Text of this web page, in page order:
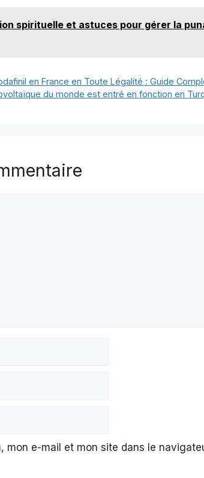
spirituelle et astuces pour gérer la
en France en Toute Légalité : Guide
du monde est entré en fonction en
mon e-mail et mon site dans le